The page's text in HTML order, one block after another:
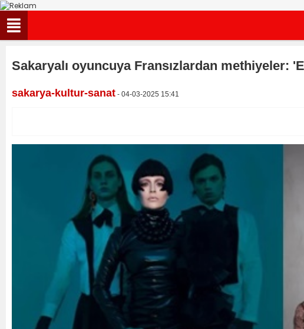
Sakaryalı oyuncuya Fransızlardan methiyeler:
sakarya-kultur-sanat - 04-03-2025 15:41